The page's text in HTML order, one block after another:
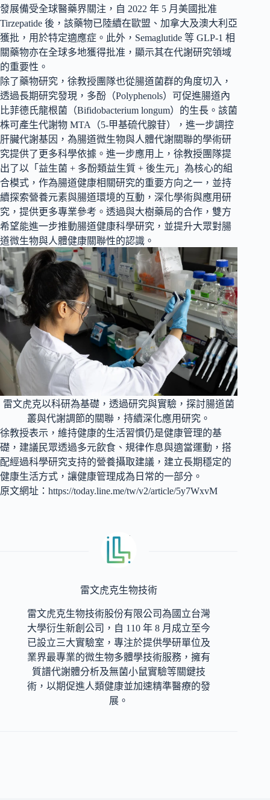
發展備受全球醫藥界關注，自 2022 年 5 月美國批准
Tirzepatide 後，該藥物已陸續在歐盟、加拿大及澳大利亞
獲批，用於特定適應症。此外，Semaglutide 等 GLP-1 相
關藥物亦在全球多地獲得批准，顯示其在代謝研究領域
的重要性。
除了藥物研究，徐教授團隊也從腸道菌群的角度切入，
透過長期研究發現，多酚（Polyphenols）可促進腸道內
比菲德氏龍根菌（Bifidobacterium longum）的生長。該菌
株可產生代謝物 MTA（5-甲基硫代腺苷），進一步調控
肝臟代謝基因，為腸道微生物與人體代謝關聯的學術研
究提供了更多科學依據。進一步應用上，徐教授團隊提
出了以「益生菌 + 多酚類益生質 + 後生元」為核心的組
合模式，作為腸道健康相關研究的重要方向之一，並持
續探索營養元素與腸道環境的互動，深化學術與應用研
究，提供更多專業參考。透過與大樹藥局的合作，雙方
希望能進一步推動腸道健康科學研究，並提升大眾對腸
道微生物與人體健康關聯性的認識。
雷文虎克以科研為基礎，透過研究與實驗，探討腸道菌
叢與代謝調節的關聯，持續深化應用研究。
徐教授表示，維持健康的生活習慣仍是健康管理的基
礎，建議民眾透過多元飲食、規律作息與適當運動，搭
配經過科學研究支持的營養攝取建議，建立長期穩定的
健康生活方式，讓健康管理成為日常的一部分。
原文網址： https://today.line.me/tw/v2/article/5y7WxvM
雷文虎克生物技術
雷文虎克生物技術股份有限公司為國立台灣
大學衍生新創公司，自 110 年 8 月成立至今
已設立三大實驗室，專注於提供學研單位及
業界最專業的微生物多體學技術服務，擁有
質譜代謝體分析及無菌小鼠實驗等關鍵技
術，以期促進人類健康並加速精準醫療的發
展。